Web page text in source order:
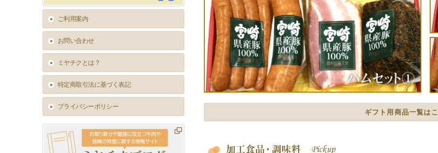
ギフト用商品一覧は
ご利用案内
お問い合わせ
ミヤチクとは？
特定商取引法に基づく表記
プライバシーポリシー